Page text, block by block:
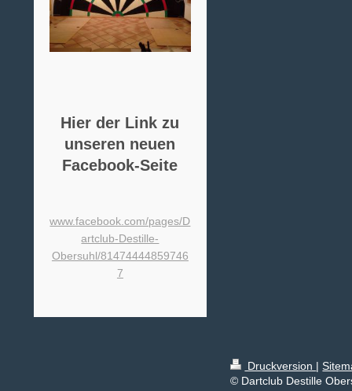
Hier der Link zu
unseren neuen
Facebook-Seite
www.facebook.com/pages/D
artclub-Destille-
Obersuhl/81474444859746
7
Druckversion |
© Dartclub Destille